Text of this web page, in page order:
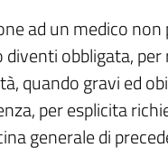
ad un medico
obbligata,
quando gravi ed
per esplicita
generale di